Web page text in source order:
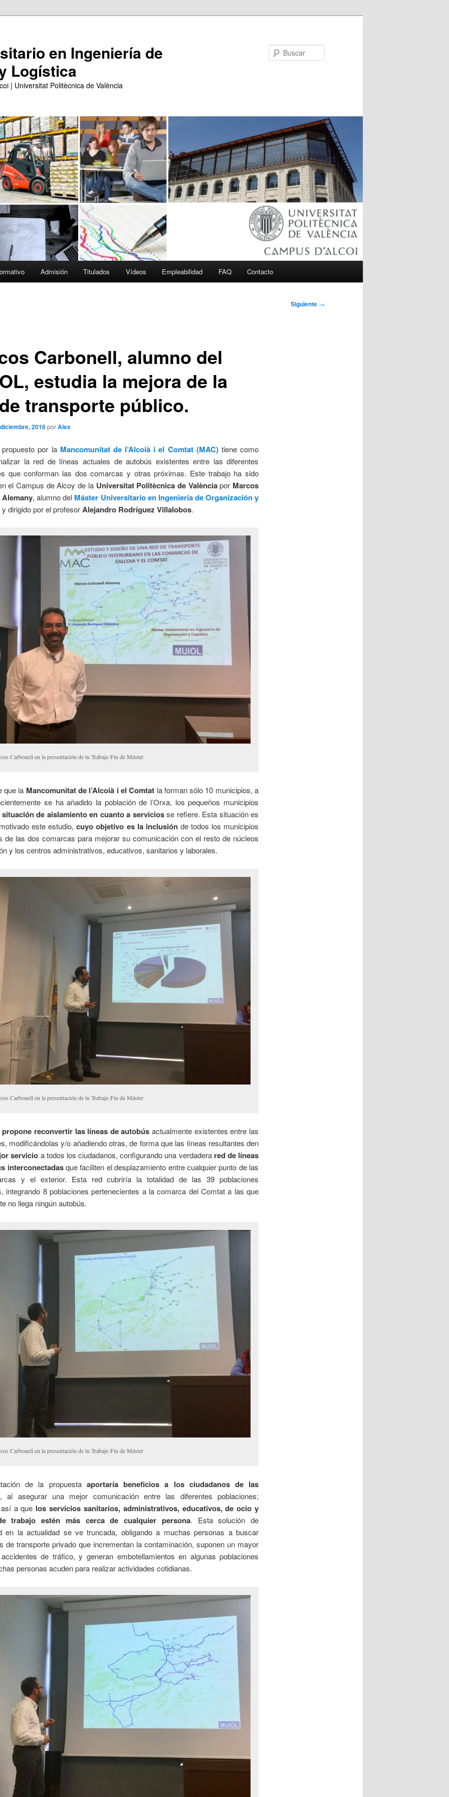
en Ingeniería de
Logística
| Universitat Politècnica de València
Admisión Titulados Vídeos Empleabilidad FAQ Contacto
Siguiente →
Carbonell, alumno del
estudia la mejora de la
transporte público.
2016porAlex
por la Mancomunitat de l’Alcoià i el Comtat (MAC)tiene como
la red de líneas actuales de autobús existentes entre las diferentes
que conforman las dos comarcas y otras próximas. Este trabajo ha sido
el Campus de Alcoy de la Universitat Politècnica de Valènciapor Marcos
, alumno del Máster Universitario en Ingeniería de Organización y
y dirigido por el profesorAlejandro Rodríguez Villalobos.
Carbonell en la presentación de tu Trabajo Fin de Máster
que la Mancomunitat de l’Alcoià i el Comtat la forman sólo 10 municipios, a
se ha añadido la población de l’Orxa, los pequeños municipios
situación de aislamiento en cuanto a serviciosse refiere. Esta situación es
este estudio,cuyo objetivo es la inclusiónde todos los municipios
de las dos comarcas para mejorar su comunicación con el resto de núcleos
y los centros administrativos, educativos, sanitarios y laborales.
Carbonell en la presentación de tu Trabajo Fin de Máster
reconvertir las líneas de autobús actualmente existentes entre las
modificándolas y/o añadiendo otras, de forma que las líneas resultantes den
servicio a todos los ciudadanos, configurando una verdadera red de líneas
interconectadasque faciliten el desplazamiento entre cualquier punto de las
y el exterior. Esta red cubriría la totalidad de las 39 poblaciones
integrando 8 poblaciones pertenecientes a la comarca del Comtat a las que
no llega ningún autobús.
Carbonell en la presentación de tu Trabajo Fin de Máster
de la propuesta aportaría beneficios a los ciudadanos de las
, al asegurar una mejor comunicación entre las diferentes poblaciones;
a que los servicios sanitarios, administrativos, educativos, de ocio y
trabajo estén más cerca de cualquier persona. Esta solución de
en la actualidad se ve truncada, obligando a muchas personas a buscar
de transporte privado que incrementan la contaminación, suponen un mayor
de tráfico, y generan embotellamientos en algunas poblaciones
personas acuden para realizar actividades cotidianas.